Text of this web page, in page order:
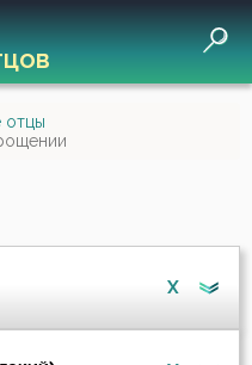
отцы
X